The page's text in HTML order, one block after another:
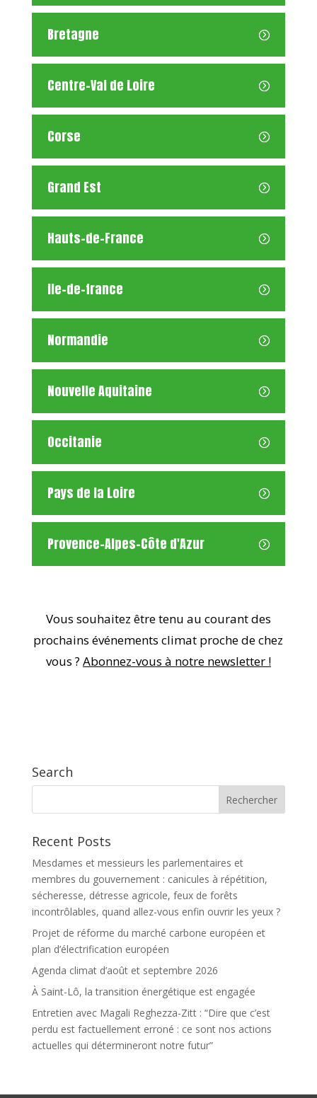
Bretagne
Centre-Val de Loire
Corse
Grand Est
Hauts-de-France
Ile-de-france
Normandie
Nouvelle Aquitaine
Occitanie
Pays de la Loire
Provence-Alpes-Côte d'Azur
Vous souhaitez être tenu au courant des
prochains événements climat proche de chez
vous ? Abonnez-vous à notre newsletter !
Search
Recent Posts
Mesdames et messieurs les parlementaires et
membres du gouvernement : canicules à répétition,
sécheresse, détresse agricole, feux de forêts
incontrôlables, quand allez-vous enfin ouvrir les yeux ?
Projet de réforme du marché carbone européen et
plan d’électrification européen
Agenda climat d’août et septembre 2026
À Saint-Lô, la transition énergétique est engagée
Entretien avec Magali Reghezza-Zitt : “Dire que c’est
perdu est factuellement erroné : ce sont nos actions
actuelles qui détermineront notre futur”